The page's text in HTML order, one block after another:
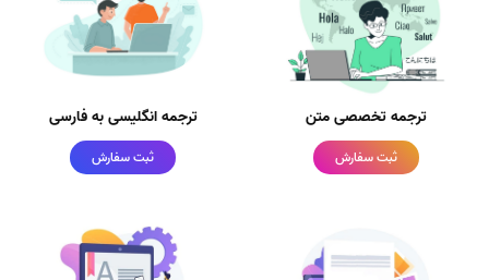
ترجمه تخصصی متن
ثبت سفارش
ترجمه انگلیسی به فارسی
ثبت سفارش